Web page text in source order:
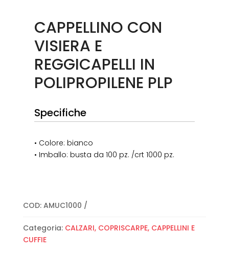
CAPPELLINO CON
VISIERA E
REGGICAPELLI IN
POLIPROPILENE PLP
Specifiche
• Colore: bianco
• Imballo: busta da 100 pz. /crt 1000 pz.
COD: AMUC1000
Categoria: CALZARI, COPRISCARPE, CAPPELLINI E
CUFFIE